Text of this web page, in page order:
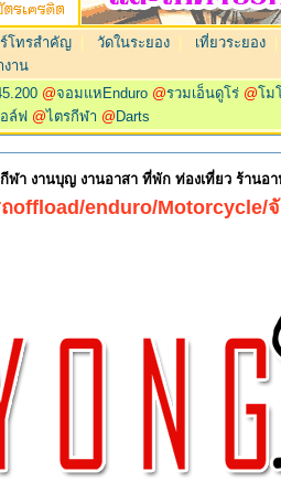
ร์โทรสำคัญ วัดในระยอง เที่ยวระยอง
งาน
@จอมแหEnduro @รวมเอ็นดูโร่ @โม
ล์ฟ @ไตรกีฬา @ Darts
ฬา งานบุญ งานอาสา ที่พัก ท่องเที่ยว ร้านอ
offload/enduro/Motorcycle/